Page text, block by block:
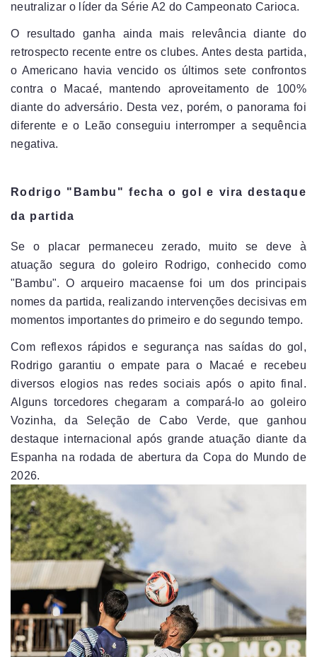
neutralizar o líder da Série A2 do Campeonato Carioca.
O resultado ganha ainda mais relevância diante do
retrospecto recente entre os clubes. Antes desta partida,
o Americano havia vencido os últimos sete confrontos
contra o Macaé, mantendo aproveitamento de 100%
diante do adversário. Desta vez, porém, o panorama foi
diferente e o Leão conseguiu interromper a sequência
negativa.
Rodrigo "Bambu" fecha o gol e vira destaque
da partida
Se o placar permaneceu zerado, muito se deve à
atuação segura do goleiro Rodrigo, conhecido como
"Bambu". O arqueiro macaense foi um dos principais
nomes da partida, realizando intervenções decisivas em
momentos importantes do primeiro e do segundo tempo.
Com reflexos rápidos e segurança nas saídas do gol,
Rodrigo garantiu o empate para o Macaé e recebeu
diversos elogios nas redes sociais após o apito final.
Alguns torcedores chegaram a compará-lo ao goleiro
Vozinha, da Seleção de Cabo Verde, que ganhou
destaque internacional após grande atuação diante da
Espanha na rodada de abertura da Copa do Mundo de
2026.